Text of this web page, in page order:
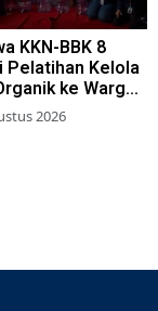
KKN-BBK 8
Pelatihan Kelola
ke Warga
2026